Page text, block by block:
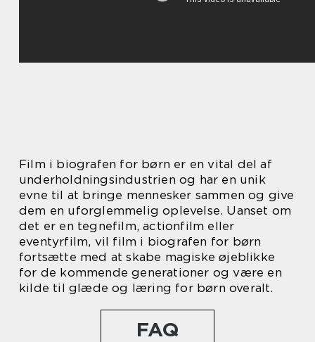
Film i biografen for børn er en vital del af
underholdningsindustrien og har en unik
evne til at bringe mennesker sammen og give
dem en uforglemmelig oplevelse. Uanset om
det er en tegnefilm, actionfilm eller
eventyrfilm, vil film i biografen for børn
fortsætte med at skabe magiske øjeblikke
for de kommende generationer og være en
kilde til glæde og læring for børn overalt.
FAQ